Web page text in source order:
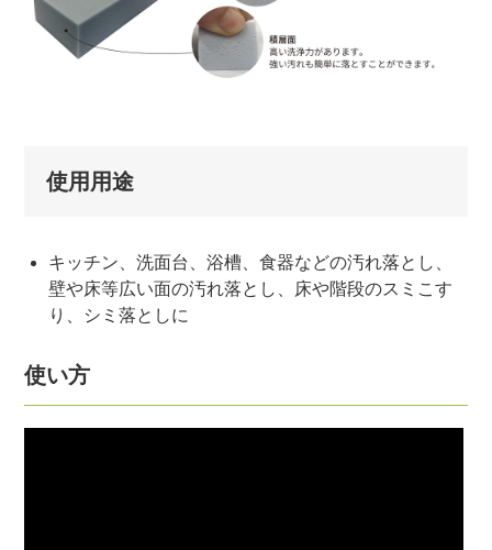
使用用途
キッチン、洗面台、浴槽、食器などの汚れ落とし、
壁や床等広い面の汚れ落とし、床や階段のスミこす
り、シミ落としに
使い方